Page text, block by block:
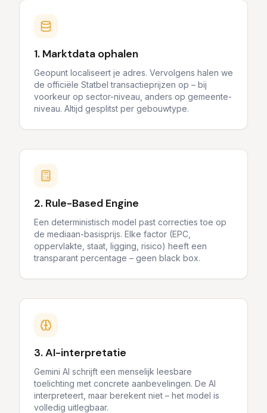
1. Marktdata ophalen
Geopunt localiseert je adres. Vervolgens halen we
de officiële Statbel transactieprijzen op – bij
voorkeur op sector-niveau, anders op gemeente-
niveau. Altijd gesplitst per gebouwtype.
2. Rule-Based Engine
Een deterministisch model past correcties toe op
de mediaan-basisprijs. Elke factor (EPC,
oppervlakte, staat, ligging, risico) heeft een
transparant percentage – geen black box.
3. AI-interpretatie
Gemini AI schrijft een menselijk leesbare
toelichting met concrete aanbevelingen. De AI
interpreteert, maar berekent niet – het model is
volledig uitlegbaar.